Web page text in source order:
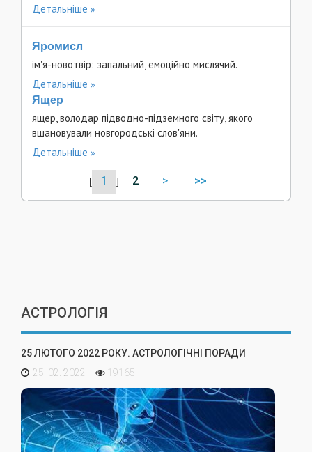
Детальніше
Яромисл
ім'я-новотвір: запальний, емоційно мислячий.
Детальніше
Ящер
ящер, володар підводно-підземного світу, якого
вшановували новгородські слов'яни.
Детальніше
[ 1 ] 2 > >>
АСТРОЛОГІЯ
25 ЛЮТОГО 2022 РОКУ. АСТРОЛОГІЧНІ ПОРАДИ
25. 02. 2022
19165